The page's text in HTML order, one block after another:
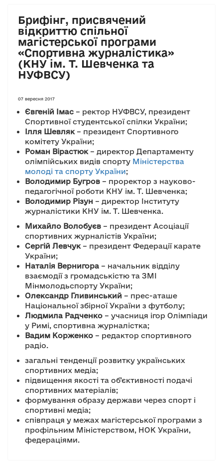
Брифінг, присвячений
відкриттю спільної
магістерської програми
«Спортивна журналістика»
(КНУ ім. Т. Шевченка та
НУФВСУ)
07 вересня 2017
Євгеній Імас – ректор НУФВСУ, президент
Спортивної студентської спілки України;
Ілля Шевляк– президент Спортивного
комітету України;
Роман Вірастюк– директор Департаменту
олімпійських видів спорту Міністерства
молоді та спорту України;
Володимир Бугров – проректор з науково-
педагогічної роботи КНУ ім. Т. Шевченка;
Володимир Різун – директор Інституту
журналістики КНУ ім. Т. Шевченка.
Михайло Волобуєв – президент Асоціації
спортивних журналістів України;
Сергій Левчук – президент Федерації карате
України;
Наталія Вернигора – начальник відділу
взаємодії з громадськістю та ЗМІ
Мінмолодьспорту України;
Олександр Гливинський – прес-аташе
Національної збірної України з футболу;
Людмила Радченко – учасниця ігор Олімпіади
у Римі, спортивна журналістка;
Вадим Корженко – редактор спортивного
радіо.
загальні тенденції розвитку українських
спортивних медіа;
підвищення якості та об’єктивності подачі
спортивних матеріалів;
формування образу держави через спорт і
спортивні медіа;
співпраця у межах магістерської програми з
профільним Міністерством, НОК України,
федераціями.